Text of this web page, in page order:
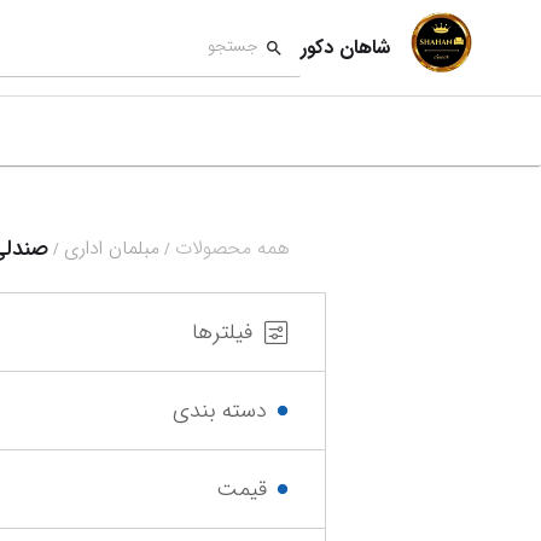
شاهان دکور
همه محصولات / مبلمان اداری /
فیلترها
دسته بندی
قیمت